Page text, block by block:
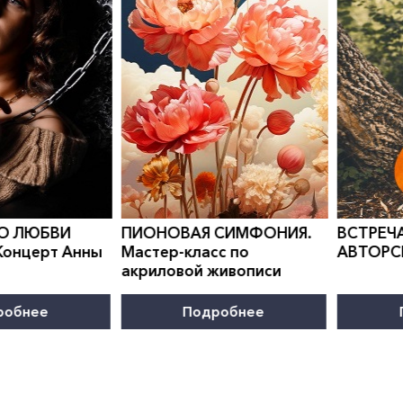
по
0">
ВСТРЕЧА В КЛУБЕ
АВТОРСКОЙ ПЕСНИ
Подробнее
0">